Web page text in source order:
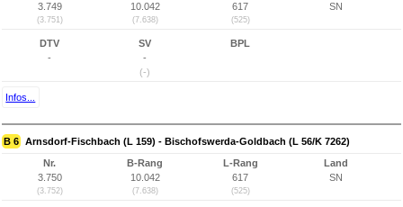
3.749
(3.751)
10.042
(7.638)
617
(525)
SN
DTV
-
SV
-
(-)
BPL
Infos...
B 6 Arnsdorf-Fischbach (L 159) - Bischofswerda-Goldbach (L 56/K 7262)
Nr.
3.750
(3.752)
B-Rang
10.042
(7.638)
L-Rang
617
(525)
Land
SN